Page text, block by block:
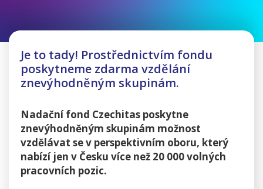
Je to tady! Prostřednictvím fondu
poskytneme zdarma vzdělání
znevýhodněným skupinám.
Nadační fond Czechitas poskytne
znevýhodněným skupinám možnost
vzdělávat se v perspektivním oboru, který
nabízí jen v Česku více než 20 000 volných
pracovních pozic.